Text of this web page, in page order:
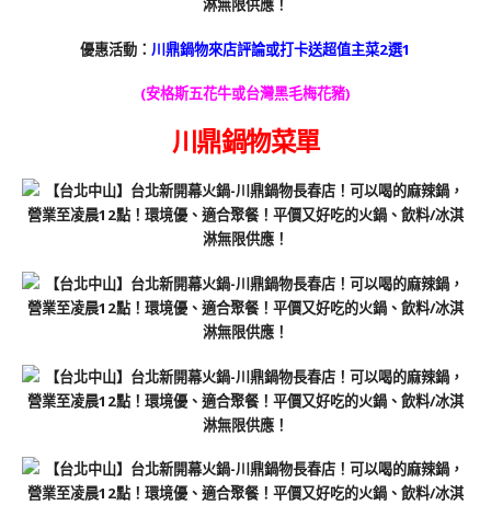
優惠活動： 川鼎鍋物來店評論或打卡送超值主菜2選1
(安格斯五花牛或台灣黑毛梅花豬)
川鼎鍋物菜單